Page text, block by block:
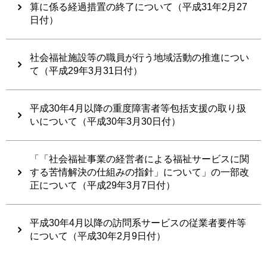
算に係る経過措置の終了について（平成31年2月27
日付）
社会福祉施設等の職員が行う地域活動の推進につい
て（平成29年3月31日付）
平成30年4月以降の重度障害者等包括支援の取り扱
いについて（平成30年3月30日付）
「「社会福祉事業の経営者による福祉サービスに関
する苦情解決の仕組みの指針」について」の一部改
正について（平成29年3月7日付）
平成30年4月以降の訪問系サービスの従業者要件等
について（平成30年2月9日付）